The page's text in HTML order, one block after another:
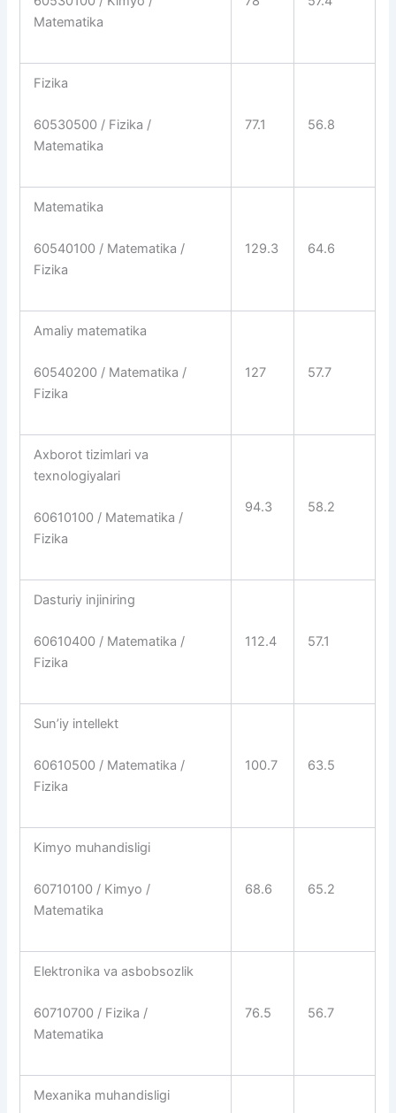
Matematika
Fizika
60530500 / Fizika /
Matematika
77.1 56.8
Matematika
60540100 / Matematika /
Fizika
129.3 64.6
Amaliy matematika
60540200 / Matematika /
Fizika
127 57.7
Axborot tizimlari va
texnologiyalari
60610100 / Matematika /
Fizika
94.3 58.2
Dasturiy injiniring
60610400 / Matematika /
Fizika
112.4 57.1
Sunʼiy intellekt
60610500 / Matematika /
Fizika
100.7 63.5
Kimyo muhandisligi
60710100 / Kimyo /
Matematika
68.6 65.2
Elektronika va asbobsozlik
60710700 / Fizika /
Matematika
76.5 56.7
Mexanika muhandisligi